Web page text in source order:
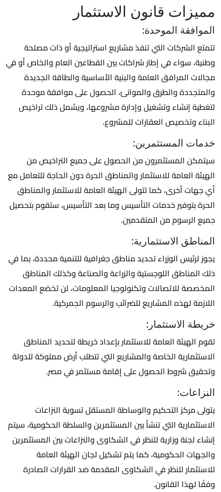
مميزات قانون الاستثمار
الموافقة الموحدة:
تتمتع الشركات التي تنفذ مشاريع استراتيجية أو ذات مصلحة
وطنية، سواء في إطار شراكات بين القطاعين العام والخاص أو في
مجالات المرافق العامة والبنية الأساسية والطاقة الجديدة
والمتجددة والطرق والموانئ، الحصول على موافقة موحدة
لتغطية إنشاء وتشغيل وإدارة مشروعها، ويشمل ذلك تراخيص
البناء وتخصيص العقارات للمشروع.
خدمات المستثمرين:
سيتمكن المستثمرون من الحصول على جميع التراخيص من
الهيئة العامة للاستثمار والمناطق الحرة دون الحاجة للتعامل مع
أي جهات أخرى، كما تتولى الهيئة العامة للاستثمار والمناطق
الحرة بتوفير خدمات التأسيس وما بعد التأسيس، ستقوم بتحصيل
جميع الرسوم من المتقدمين.
المناطق الاستثمارية:
يجوز لرئيس الوزراء تحديد مناطق جغرافية للتنمية محددة، بما في
ذلك المناطق اللوجستية والزراعة والصناعة وكذلك المناطق
المخصصة للاتصالات وتكنولوجيا المعلومات، لن تخضع المعدات
اللازمة لهذه المشاريع للضرائب والرسوم الجمركية.
خريطة الاستثمار:
تقوم الهيئة العامة للاستثمار بإعداد خريطة لتحديد المناطق
الاستثمارية الخاصة والمشاريع التي تتطلب أرض مملوكة للدولة
وتحقيق شروط الحصول على إقامة مستثمر في مصر.
النزاعات:
يتولى مركز التحكيم والوساطة المستقل تسوية النزاعات
الاستثمارية التي تنشأ بين المستثمرين والسلطة الحكومية، سيتم
إنشاء لجنة وزارية للنظر في الشكاوى والنزاعات بين المستثمرين
والجهات الحكومية، كما يتم تشكيل لجان الهيئة العامة
للاستثمار للنظر في الشكاوى المقدمة ضد القرارات الصادرة
وفقًا لهذا القانون.